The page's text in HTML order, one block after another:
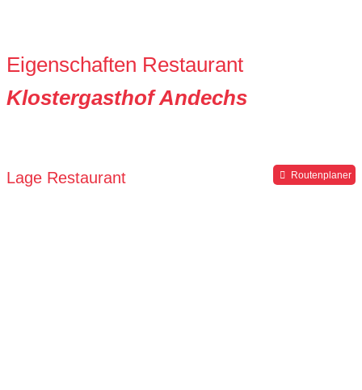
Eigenschaften Restaurant
Klostergasthof Andechs
Lage Restaurant Routenplaner